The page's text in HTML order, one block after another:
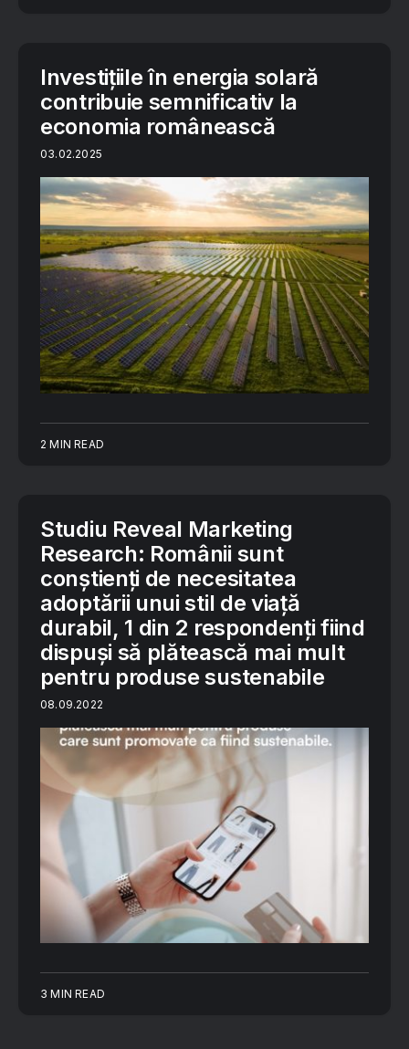
Investițiile în energia solară
contribuie semnificativ la
economia românească
03.02.2025
2 MIN READ
Studiu Reveal Marketing
Research: Românii sunt
conștienți de necesitatea
adoptării unui stil de viață
durabil, 1 din 2 respondenți fiind
dispuși să plătească mai mult
pentru produse sustenabile
08.09.2022
3 MIN READ